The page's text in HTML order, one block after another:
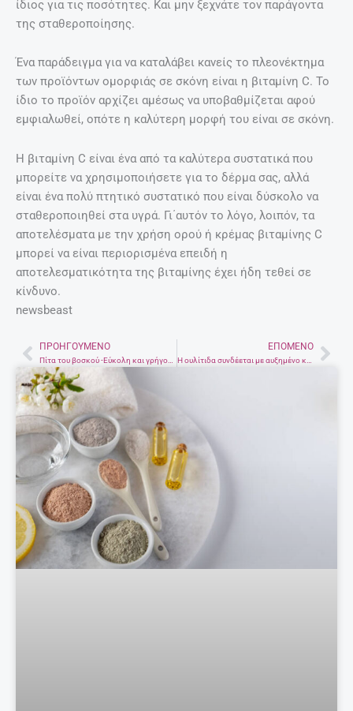
ίδιος για τις ποσότητες. Και μην ξεχνάτε τον παράγοντα
της σταθεροποίησης.
Ένα παράδειγμα για να καταλάβει κανείς το πλεονέκτημα
των προϊόντων ομορφιάς σε σκόνη είναι η βιταμίνη C. Το
ίδιο το προϊόν αρχίζει αμέσως να υποβαθμίζεται αφού
εμφιαλωθεί, οπότε η καλύτερη μορφή του είναι σε σκόνη.
Η βιταμίνη C είναι ένα από τα καλύτερα συστατικά που
μπορείτε να χρησιμοποιήσετε για το δέρμα σας, αλλά
είναι ένα πολύ πτητικό συστατικό που είναι δύσκολο να
σταθεροποιηθεί στα υγρά. Γι΄αυτόν το λόγο, λοιπόν, τα
αποτελέσματα με την χρήση ορού ή κρέμας βιταμίνης C
μπορεί να είναι περιορισμένα επειδή η
αποτελεσματικότητα της βιταμίνης έχει ήδη τεθεί σε
κίνδυνο.
newsbeast
PrevΠΡΟΗΓΟΎΜΕΝΟ
Πίτα του βοσκού -Εύκολη και γρήγορη κρεατόπιτα
ΕΠΌΜΕΝΟ
Η ουλίτιδα συνδέεται με αυξημένο κίνδυνο καρκίνου!